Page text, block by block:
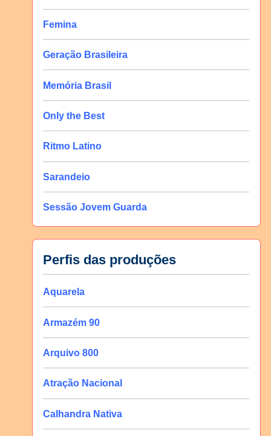
Femina
Geração Brasileira
Memória Brasil
Only the Best
Ritmo Latino
Sarandeio
Sessão Jovem Guarda
Perfis das produções
Aquarela
Armazém 90
Arquivo 800
Atração Nacional
Calhandra Nativa